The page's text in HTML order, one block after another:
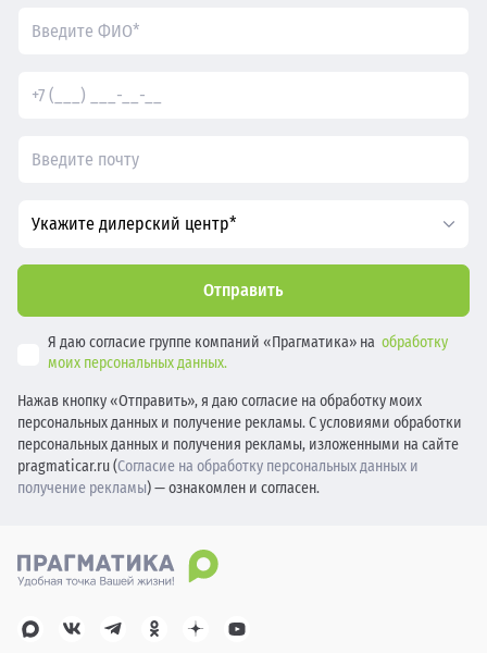
Укажите дилерский центр*
Отправить
Я даю согласие группе компаний «Прагматика» на обработку
моих персональных данных.
Нажав кнопку «Отправить», я даю согласие на обработку моих
персональных данных и получение рекламы. С условиями обработки
персональных данных и получения рекламы, изложенными на сайте
pragmaticar.ru (Согласие на обработку персональных данных и
получение рекламы) — ознакомлен и согласен.